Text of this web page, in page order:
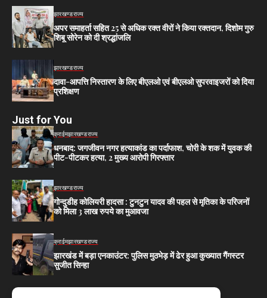
झारखण्डराज्य
अपर समाहर्ता सहित 25 से अधिक रक्त वीरों ने किया रक्तदान, दिशोम गुरु
शिबू सोरेन को दी श्रद्धांजलि
झारखण्डराज्य
दावा-आपत्ति निस्तारण के लिए बीएलओ एवं बीएलओ सुपरवाइजरों को दिया
प्रशिक्षण
Just for You
क्राईमझारखण्डराज्य
धनबाद: जगजीवन नगर हत्याकांड का पर्दाफाश, चोरी के शक में युवक की
पीट-पीटकर हत्या, 2 मुख्य आरोपी गिरफ्तार
झारखण्डराज्य
गोन्दुडीह कोलियरी हादसा : टुनटुन यादव की पहल से मृतिका के परिजनों
को मिला 3 लाख रुपये का मुआवजा
क्राईमझारखण्डराज्य
झारखंड में बड़ा एनकाउंटर: पुलिस मुठभेड़ में ढेर हुआ कुख्यात गैंगस्टर
सुजीत सिन्हा